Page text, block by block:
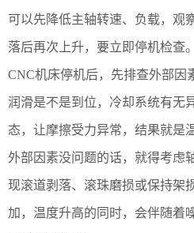
可以先降低主轴转速、负载，观
落后再次上升，要立即停机检查。
CNC机床停机后，先排查外部因
润滑是不是到位，冷却系统有无
态，让摩擦受力异常，结果就是
外部因素没问题的话，就得考虑
现滚道剥落、滚珠磨损或保持架
加，温度升高的同时，会伴随着